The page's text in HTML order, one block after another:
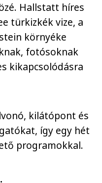
Hallstatt híres
türkizkék vize, a
környéke
fotósoknak
kikapcsolódásra
kilátópont és
így egy hét
programokkal.